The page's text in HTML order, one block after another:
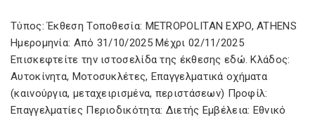
Τύπος: Έκθεση Τοποθεσία: METROPOLITAN EXPO, ATHENS
Ημερομηνία: Από 31/10/2025 Μέχρι 02/11/2025
Επισκεφτείτε την ιστοσελίδα της έκθεσης εδώ. Κλάδος:
Αυτοκίνητα, Μοτοσυκλέτες, Επαγγελματικά οχήματα
(καινούργια, μεταχειρισμένα, περιστάσεων) Προφίλ:
Επαγγελματίες Περιοδικότητα: Διετής Εμβέλεια: Εθνικό